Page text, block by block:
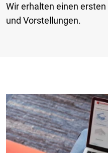
Wir erhalten einen
und Vorstellungen.